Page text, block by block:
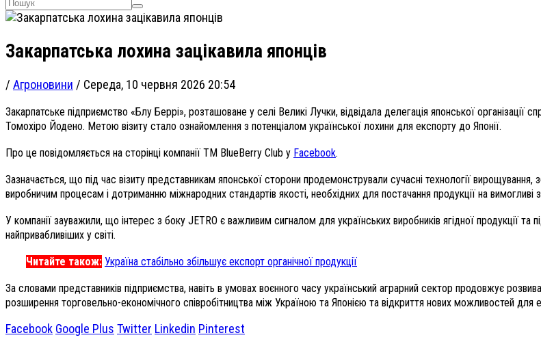
Закарпатська лохина зацікавила японців
/ Агроновини / Середа, 10 червня 2026 20:54
Закарпатське підприємство «Блу Беррі», розташоване у селі Великі Лучки, відвідала делегація японської організації
Томохіро Йодено. Метою візиту стало ознайомлення з потенціалом української лохини для експорту до Японії.
Про це повідомляється на сторінці компанії TM BlueBerry Club у Facebook.
Зазначається, що під час візиту представникам японської сторони продемонстрували сучасні технології
виробничим процесам і дотриманню міжнародних стандартів якості, необхідних для постачання продукції на вимогливі
У компанії зауважили, що інтерес з боку JETRO є важливим сигналом для українських виробників ягідної продукції
найпривабливіших у світі.
Читайте також: Україна стабільно збільшує експорт органічної продукції
За словами представників підприємства, навіть в умовах воєнного часу український аграрний сектор продовжує
розширення торговельно-економічного співробітництва між Україною та Японією та відкриття нових можливостей для
Facebook Google Plus Twitter Linkedin Pinterest